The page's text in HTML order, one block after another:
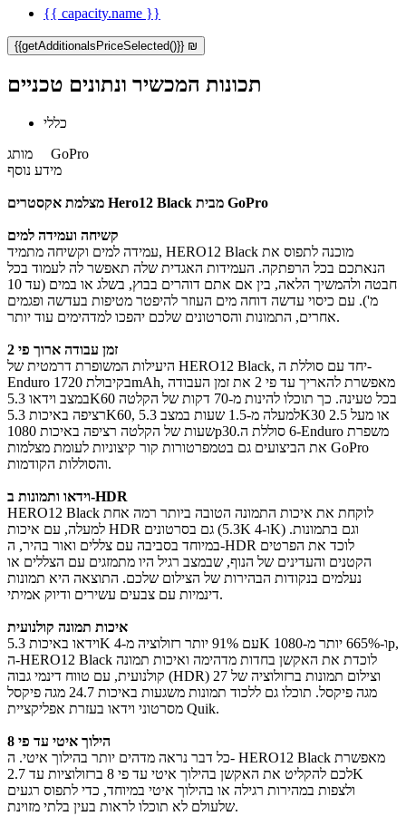
{{ capacity.name }}
{{getAdditionalsPriceSelected()}} ₪
תכונות המכשיר ונתונים טכניים
כללי
מותג GoPro
מידע נוסף
מצלמת אקסטרים Hero12 Black מבית GoPro
קשיחה ועמידה למים
עמידה למים וקשיחה מתמיד, HERO12 Black מוכנה לתפוס את
הנאתכם בכל הרפתקה. העמידות האגדית שלה תאפשר לה לעמוד בכל
חבטה ולהמשיך הלאה, בין אם אתם דוהרים בבוץ, בשלג או במים (עד 10
מ'). עם כיסוי עדשה דוחה מים העוזר להיפטר מטיפות בעדשה ופגמים
אחרים, התמונות והסרטונים שלכם יהפכו למדהימים עוד יותר.
זמן עבודה ארוך פי 2
היעילות המשופרת דרמטית של HERO12 Black, יחד עם סוללת ה-
Enduro בקיבולת 1720mAh, מאפשרת להאריך עד פי 2 את זמן העבודה
במצב וידאו 5.3K60 בכל טעינה. כך תוכלו להינות מ-70 דקות של הקלטה
רציפה באיכות 5.3K60, למעלה מ-1.5 שעות במצב 5.3K30 או מעל 2.5
שעות של הקלטה רציפה באיכות 1080p30.‏6 סוללת ה-Enduro משפרת
את הביצועים גם בטמפרטורות קור קיצוניות לעומת מצלמות GoPro
והסוללות הקודמות.
וידאו ותמונות ב-HDR
HERO12 Black לוקחת את איכות התמונה הטובה ביותר רמה אחת
למעלה, עם איכות HDR גם בסרטונים (5.3K ו-4K) וגם בתמונות.
במיוחד בסביבה עם צללים ואור בהיר, ה-HDR לוכד את הפרטים
הקטנים והעדינים של הנוף, שבמצב רגיל היו מתמזגים עם הצללים או
נעלמים בנקודות הבהירות של הצילום שלכם. התוצאה היא תמונות
דינמיות עם צבעים עשירים ודיוק אמיתי.
איכות תמונה קולנועית
וידאו באיכות 5.3K עם 91% יותר רזולוציה מ-4K ו-665% יותר מ-1080p‏,
ה-HERO12 Black לוכדת את האקשן בחדות מדהימה ואיכות תמונה
קולנועית, עם טווח דינמי גבוה (HDR) וצילום תמונות ברזולוציה של 27
מגה פיקסל. תוכלו גם ללכוד תמונות משגעות באיכות 24.7 מגה פיקסל
מסרטוני וידאו בעזרת אפליקציית Quik.
הילוך איטי עד פי 8
כל דבר נראה מדהים יותר בהילוך איטי. ה- HERO12 Black מאפשרת
לכם להקליט את האקשן בהילוך איטי עד פי 8 ברזולוציות עד 2.7K
ולצפות במהירות רגילה או בהילוך איטי במיוחד, כדי לתפוס רגעים
שלעולם לא תוכלו לראות בעין בלתי מזוינת.